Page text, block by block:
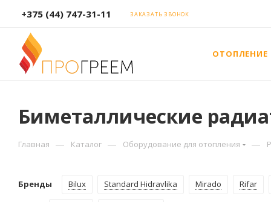
+375 (44) 747-31-11 ЗАКАЗАТЬ ЗВОНОК
ОТОПЛЕНИЕ
Биметаллические
Главная — Каталог — Оборудование для отопления —
Бренды Bilux Standard Hidravlika Mirado Rifar